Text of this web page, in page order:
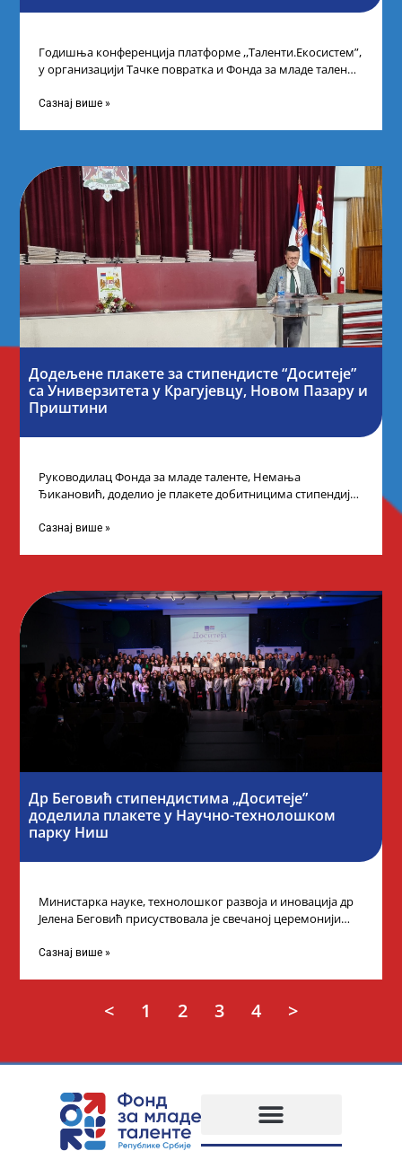
Годишња конференција платформе ,,Таленти.Екосистем”,
у организацији Тачке повратка и Фонда за младе таленте
Сазнај више »
Додељене плакете за стипендисте “Доситеје”
са Универзитета у Крагујевцу, Новом Пазару и
Приштини
Руководилац Фонда за младе таленте, Немања
Ђикановић, доделио је плакете добитницима стипендије
Сазнај више »
Др Беговић стипендистима „Доситеје”
доделила плакете у Научно-технолошком
парку Ниш
Министарка науке, технолошког развоја и иновација др
Јелена Беговић присуствовала је свечаној церемонији
„Доситеја” Фонда
Сазнај више »
< 1 2 3 4 >